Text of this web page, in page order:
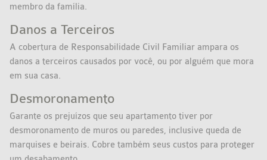
membro da família.
Danos a Terceiros
A cobertura de Responsabilidade Civil Familiar ampara os
danos a terceiros causados por você, ou por alguém que mora
em sua casa.
Desmoronamento
Garante os prejuízos que seu apartamento tiver por
desmoronamento de muros ou paredes, inclusive queda de
marquises e beirais. Cobre também seus custos para proteger